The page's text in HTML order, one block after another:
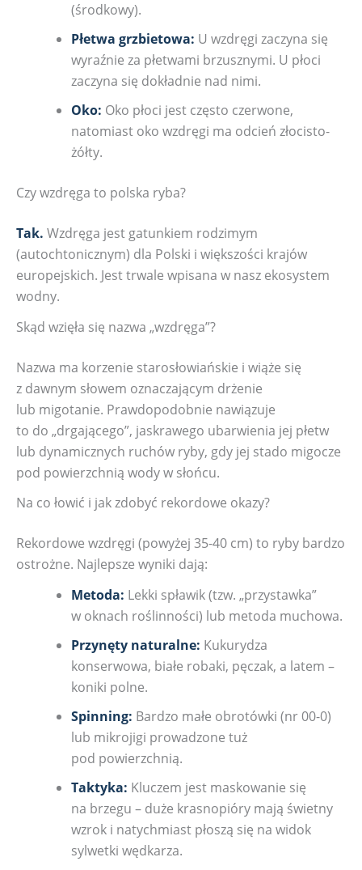
(środkowy).
Płetwa grzbietowa: U wzdręgi zaczyna się
wyraźnie za płetwami brzusznymi. U płoci
zaczyna się dokładnie nad nimi.
Oko: Oko płoci jest często czerwone,
natomiast oko wzdręgi ma odcień złocisto-
żółty.
Czy wzdręga to polska ryba?
Tak. Wzdręga jest gatunkiem rodzimym
(autochtonicznym) dla Polski i większości krajów
europejskich. Jest trwale wpisana w nasz ekosystem
wodny.
Skąd wzięła się nazwa „wzdręga”?
Nazwa ma korzenie starosłowiańskie i wiąże się
z dawnym słowem oznaczającym drżenie
lub migotanie. Prawdopodobnie nawiązuje
to do „drgającego”, jaskrawego ubarwienia jej płetw
lub dynamicznych ruchów ryby, gdy jej stado migocze
pod powierzchnią wody w słońcu.
Na co łowić i jak zdobyć rekordowe okazy?
Rekordowe wzdręgi (powyżej 35-40 cm) to ryby bardzo
ostrożne. Najlepsze wyniki dają:
Metoda: Lekki spławik (tzw. „przystawka”
w oknach roślinności) lub metoda muchowa.
Przynęty naturalne: Kukurydza
konserwowa, białe robaki, pęczak, a latem –
koniki polne.
Spinning: Bardzo małe obrotówki (nr 00-0)
lub mikrojigi prowadzone tuż
pod powierzchnią.
Taktyka: Kluczem jest maskowanie się
na brzegu – duże krasnopióry mają świetny
wzrok i natychmiast płoszą się na widok
sylwetki wędkarza.